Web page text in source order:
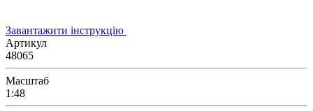
Завантажити інструкцію
Артикул
48065
Масштаб
1:48